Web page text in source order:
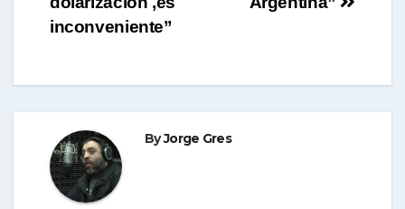
entradas
inconveniente”
ByJorge Gres